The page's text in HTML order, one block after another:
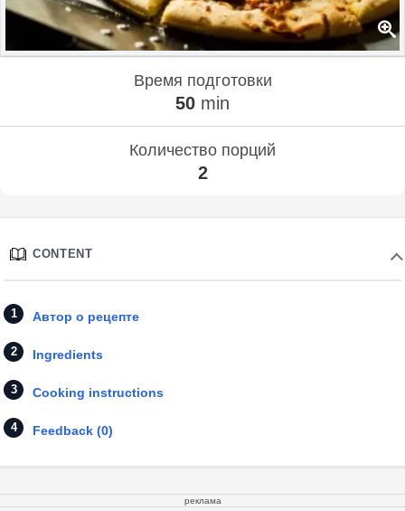
Время подготовки
50 min
Количество порций
2
CONTENT
Автор о рецепте
Ingredients
Cooking instructions
Feedback (0)
реклама